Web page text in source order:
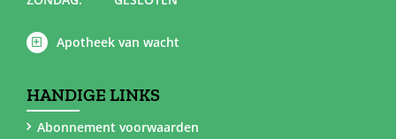
Apotheek van wacht
HANDIGE LINKS
Abonnement voorwaarden